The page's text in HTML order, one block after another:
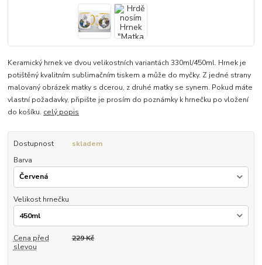
Keramický hrnek ve dvou velikostních variantách 330ml/450ml. Hrnek je
potištěný kvalitním sublimačním tiskem a může do myčky. Z jedné strany
malovaný obrázek matky s dcerou, z druhé matky se synem. Pokud máte
vlastní požadavky, připište je prosím do poznámky k hrnečku po vložení
do košíku. celý popis
Dostupnost
skladem
Barva
Velikost hrnečku
Cena před
slevou
229 Kč